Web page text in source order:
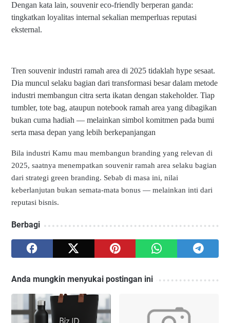
Dengan kata lain, souvenir eco-friendly berperan ganda:
tingkatkan loyalitas internal sekalian memperluas reputasi
eksternal.
Tren souvenir industri ramah area di 2025 tidaklah hype sesaat.
Dia muncul selaku bagian dari transformasi besar dalam metode
industri membangun citra serta ikatan dengan stakeholder. Tiap
tumbler, tote bag, ataupun notebook ramah area yang dibagikan
bukan cuma hadiah — melainkan simbol komitmen pada bumi
serta masa depan yang lebih berkepanjangan
Bila industri Kamu mau membangun branding yang relevan di
2025, saatnya menempatkan souvenir ramah area selaku bagian
dari strategi green branding. Sebab di masa ini, nilai
keberlanjutan bukan semata-mata bonus — melainkan inti dari
reputasi bisnis.
Berbagi
Anda mungkin menyukai postingan ini